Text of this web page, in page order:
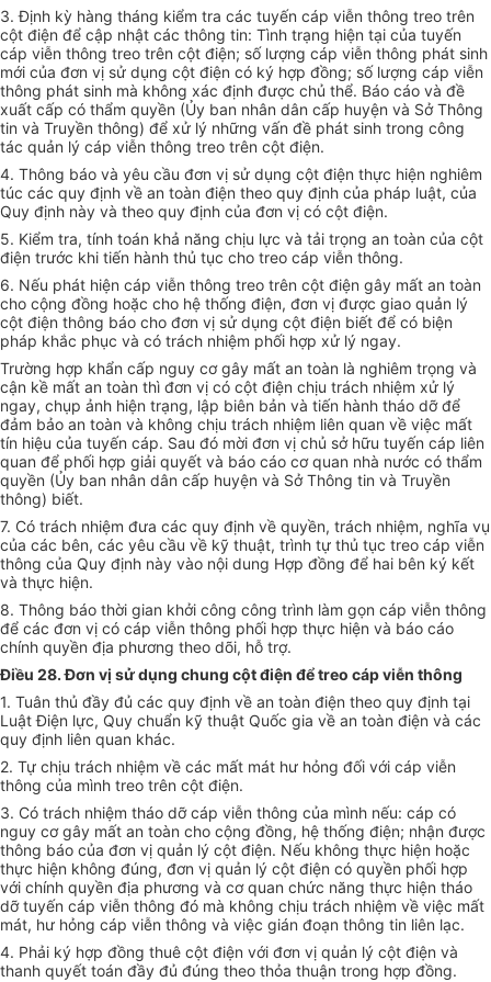
3. Định kỳ hàng tháng kiểm tra các tuyến cáp viễn thông treo trên
cột điện để cập nhật các thông tin: Tình trạng hiện tại của tuyến
cáp viễn thông treo trên cột điện; số lượng cáp viễn thông phát sinh
mới của đơn vị sử dụng cột điện có ký hợp đồng; số lượng cáp viễn
thông phát sinh mà không xác định được chủ thể. Báo cáo và đề
xuất cấp có thẩm quyền (Ủy ban nhân dân cấp huyện và Sở Thông
tin và Truyền thông) để xử lý những vấn đề phát sinh trong công
tác quản lý cáp viễn thông treo trên cột điện.
4. Thông báo và yêu cầu đơn vị sử dụng cột điện thực hiện nghiêm
túc các quy định về an toàn điện theo quy định của pháp luật, của
Quy định này và theo quy định của đơn vị có cột điện.
5. Kiểm tra, tính toán khả năng chịu lực và tải trọng an toàn của cột
điện trước khi tiến hành thủ tục cho treo cáp viễn thông.
6. Nếu phát hiện cáp viễn thông treo trên cột điện gây mất an toàn
cho cộng đồng hoặc cho hệ thống điện, đơn vị được giao quản lý
cột điện thông báo cho đơn vị sử dụng cột điện biết để có biện
pháp khắc phục và có trách nhiệm phối hợp xử lý ngay.
Trường hợp khẩn cấp nguy cơ gây mất an toàn là nghiêm trọng và
cận kề mất an toàn thì đơn vị có cột điện chịu trách nhiệm xử lý
ngay, chụp ảnh hiện trạng, lập biên bản và tiến hành tháo dỡ để
đảm bảo an toàn và không chịu trách nhiệm liên quan về việc mất
tín hiệu của tuyến cáp. Sau đó mời đơn vị chủ sở hữu tuyến cáp liên
quan để phối hợp giải quyết và báo cáo cơ quan nhà nước có thẩm
quyền (Ủy ban nhân dân cấp huyện và Sở Thông tin và Truyền
thông) biết.
7. Có trách nhiệm đưa các quy định về quyền, trách nhiệm, nghĩa vụ
của các bên, các yêu cầu về kỹ thuật, trình tự thủ tục treo cáp viễn
thông của Quy định này vào nội dung Hợp đồng để hai bên ký kết
và thực hiện.
8. Thông báo thời gian khởi công công trình làm gọn cáp viễn thông
để các đơn vị có cáp viễn thông phối hợp thực hiện và báo cáo
chính quyền địa phương theo dõi, hỗ trợ.
Điều 28. Đơn vị sử dụng chung cột điện để treo cáp viễn thông
1. Tuân thủ đầy đủ các quy định về an toàn điện theo quy định tại
Luật Điện lực, Quy chuẩn kỹ thuật Quốc gia về an toàn điện và các
quy định liên quan khác.
2. Tự chịu trách nhiệm về các mất mát hư hỏng đối với cáp viễn
thông của mình treo trên cột điện.
3. Có trách nhiệm tháo dỡ cáp viễn thông của mình nếu: cáp có
nguy cơ gây mất an toàn cho cộng đồng, hệ thống điện; nhận được
thông báo của đơn vị quản lý cột điện. Nếu không thực hiện hoặc
thực hiện không đúng, đơn vị quản lý cột điện có quyền phối hợp
với chính quyền địa phương và cơ quan chức năng thực hiện tháo
dỡ tuyến cáp viễn thông đó mà không chịu trách nhiệm về việc mất
mát, hư hỏng cáp viễn thông và việc gián đoạn thông tin liên lạc.
4. Phải ký hợp đồng thuê cột điện với đơn vị quản lý cột điện và
thanh quyết toán đầy đủ đúng theo thỏa thuận trong hợp đồng.